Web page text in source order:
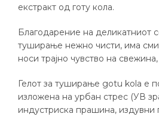
екстракт од готу кола.
Благодарение на деликатниот
туширање нежно чисти, има
носи трајно чувство на
Гелот за туширање gotu kola е
изложена на урбан стрес (УВ
индустриска прашина, издувни